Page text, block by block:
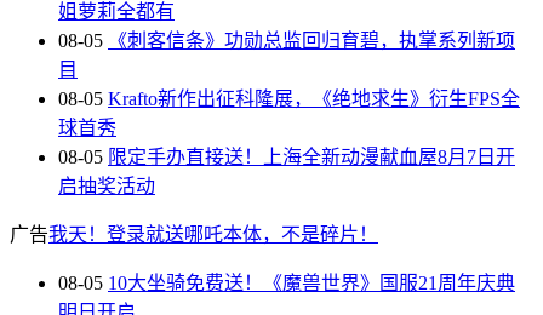
姐萝莉全都有
08-05
《刺客信条》功勋总监回归育碧，执掌系列新项
目
08-05 Krafto新作出征科隆展，《绝地求生》衍生FPS全
球首秀
08-05 限定手办直接送！上海全新动漫献血屋8月7日开
启抽奖活动
广告我天！登录就送哪吒本体，不是碎片！
08-05 10大坐骑免费送！《魔兽世界》国服21周年庆典